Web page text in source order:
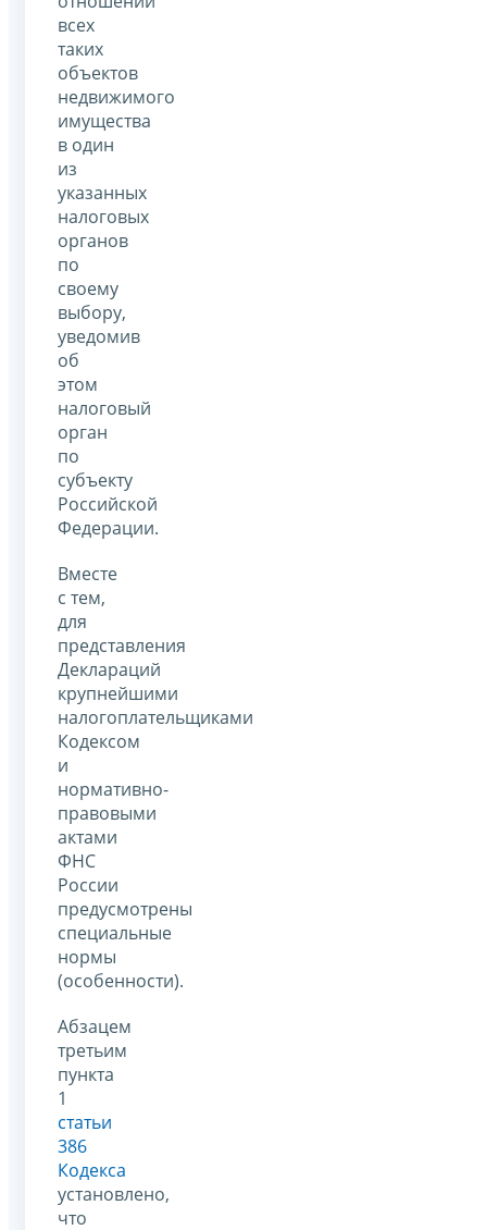
всех
таких
объектов
недвижимого
имущества
в один
из
указанных
налоговых
органов
по
своему
выбору,
уведомив
об
этом
налоговый
орган
по
субъекту
Российской
Федерации.
Вместе
с тем,
для
представления
Деклараций
крупнейшими
налогоплательщиками
Кодексом
и
нормативно-
правовыми
актами
ФНС
России
предусмотрены
специальные
нормы
(особенности).
Абзацем
третьим
пункта
1
статьи
386
Кодекса
установлено,
что